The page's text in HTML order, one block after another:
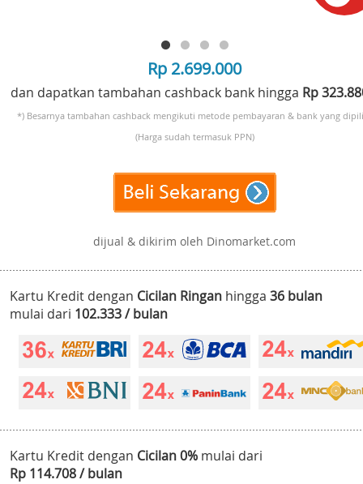
Rp 2.699.000
dan dapatkan tambahan cashback bank hingga Rp
*) Besarnya tambahan cashback mengikuti metode pembayaran & bank yang
(Harga sudah termasuk PPN)
dijual & dikirim oleh Dinomarket.com
Kartu Kredit dengan Cicilan Ringan hingga 36 bulan
mulai dari 102.333 / bulan
Kartu Kredit dengan Cicilan 0% mulai dari
Rp 114.708 / bulan